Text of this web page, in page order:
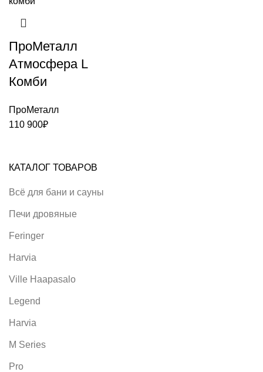
КАТАЛОГ ТОВАРОВ
Всё для бани и сауны
Печи дровяные
Feringer
Harvia
Ville Haapasalo
Legend
Harvia
M Series
Pro
ПроМеталл
Атмосфера L
Комби
ПроМеталл
110 900₽